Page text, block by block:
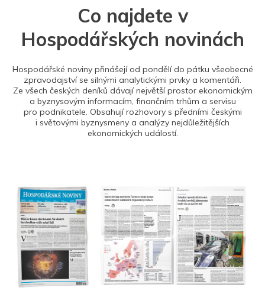
Co najdete v
Hospodářských novinách
Hospodářské noviny přinášejí od pondělí do pátku všeobecné
zpravodajství se silnými analytickými prvky a komentáři.
Ze všech českých deníků dávají největší prostor ekonomickým
a byznysovým informacím, finančním trhům a servisu
pro podnikatele. Obsahují rozhovory s předními českými
i světovými byznysmeny a analýzy nejdůležitějších
ekonomických událostí.